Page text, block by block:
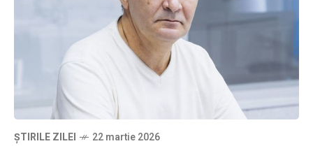
ȘTIRILE ZILEI 22 martie 2026